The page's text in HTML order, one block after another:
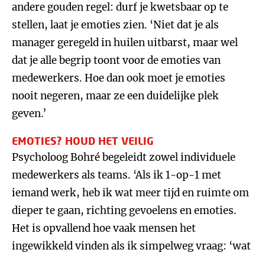
andere gouden regel: durf je kwetsbaar op te
stellen, laat je emoties zien. ‘Niet dat je als
manager geregeld in huilen uitbarst, maar wel
dat je alle begrip toont voor de emoties van
medewerkers. Hoe dan ook moet je emoties
nooit negeren, maar ze een duidelijke plek
geven.’
EMOTIES? HOUD HET VEILIG
Psycholoog Bohré begeleidt zowel individuele
medewerkers als teams. ‘Als ik 1-op-1 met
iemand werk, heb ik wat meer tijd en ruimte om
dieper te gaan, richting gevoelens en emoties.
Het is opvallend hoe vaak mensen het
ingewikkeld vinden als ik simpelweg vraag: ‘wat